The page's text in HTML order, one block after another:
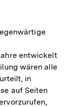
entwickelt
wären alle
in
auf Seiten